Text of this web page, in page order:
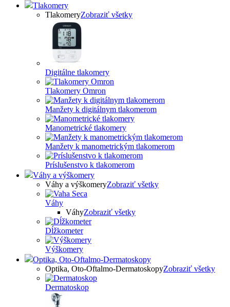
Tlakomery
TlakomeryZobraziť všetky
Digitálne tlakomery
Tlakomery Omron
Manžety k digitálnym tlakomerom
Manometrické tlakomery
Manžety k manometrickým tlakomerom
Príslušenstvo k tlakomerom
Váhy a výškomery
Váhy a výškomeryZobraziť všetky
Váhy
VáhyZobraziť všetky
Dĺžkometer
Výškomery
Optika, Oto-Oftalmo-Dermatoskopy
Optika, Oto-Oftalmo-DermatoskopyZobraziť všetky
Dermatoskop